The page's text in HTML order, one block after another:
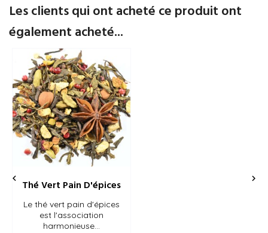
Les clients qui ont acheté ce produit ont
également acheté...
Thé Vert Pain D'épices
Le thé vert pain d'épices
est l'association
harmonieuse...
 